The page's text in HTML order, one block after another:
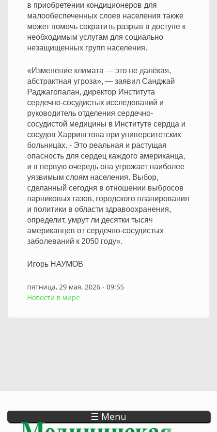
в приобретении кондиционеров для
малообеспеченных слоев населения также
может помочь сократить разрыв в доступе к
необходимым услугам для социально
незащищенных групп населения.
«Изменение климата — это не далёкая,
абстрактная угроза», — заявил Санджай
Раджагопалан, директор Института
сердечно-сосудистых исследований и
руководитель отделения сердечно-
сосудистой медицины в Институте сердца и
сосудов Харрингтона при университетских
больницах. - Это реальная и растущая
опасность для сердец каждого американца,
и в первую очередь она угрожает наиболее
уязвимым слоям населения. Выбор,
сделанный сегодня в отношении выбросов
парниковых газов, городского планирования
и политики в области здравоохранения,
определит, умрут ли десятки тысяч
американцев от сердечно-сосудистых
заболеваний к 2050 году».
Игорь НАУМОВ
пятница, 29 мая, 2026 - 09:55
Новости в мире
☰ Menu